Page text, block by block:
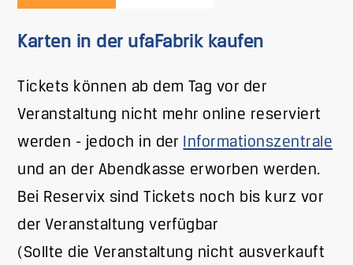
Karten in der ufaFabrik kaufen
Tickets können ab dem Tag vor der
Veranstaltung nicht mehr online reserviert
werden - jedoch in der
Informationszentrale
und an der Abendkasse erworben werden.
Bei Reservix sind Tickets noch bis kurz vor
der Veranstaltung verfügbar
(Sollte die Veranstaltung nicht ausverkauft